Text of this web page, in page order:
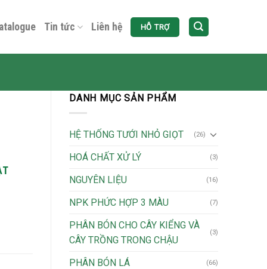
Tin tức Liên hệ HỖ TRỢ
DANH MỤC SẢN PHẨM
HỆ THỐNG TƯỚI NHỎ GIỌT (26)
HOÁ CHẤT XỬ LÝ (3)
NGUYÊN LIỆU (16)
NPK PHỨC HỢP 3 MÀU (7)
PHÂN BÓN CHO CÂY KIỂNG VÀ
CÂY TRỒNG TRONG CHẬU
(3)
PHÂN BÓN LÁ (66)